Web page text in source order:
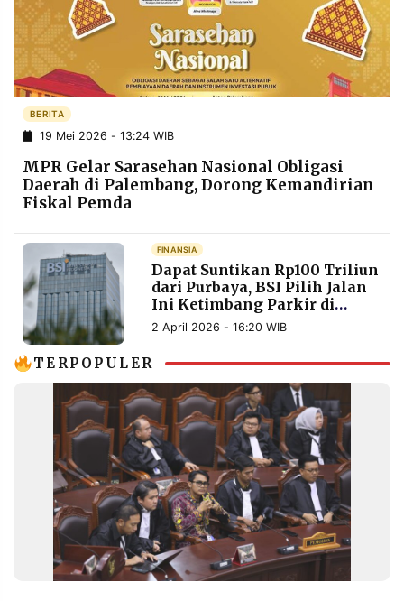
INFORMASI
PRIVACY
POLICY
BERITA
WARGA
INFORMASI
IKLAN
KIRIM
TULISAN
PENGADUAN TERM
OF
IKUTI
KAMI
RESOLUSI
MEDIA
PRAMUDITA
BERITA
19 Mei 2026 - 13:24 WIB
MPR Gelar Sarasehan Nasional Obligasi
Daerah di Palembang, Dorong Kemandirian
Fiskal Pemda
FINANSIA
Dapat Suntikan Rp100 Triliun
dari Purbaya, BSI Pilih Jalan
Ini Ketimbang Parkir di
Obligasi Negara
2 April 2026 - 16:20 WIB
TERPOPULER